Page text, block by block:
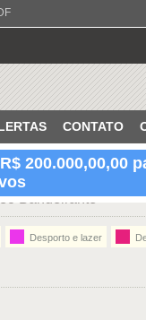
CONTATO
200.000,00,00
Bandeirante
Desporto e lazer